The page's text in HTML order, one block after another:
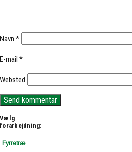
Navn *
E-mail *
Websted
Vælg
forarbejdning:
Fyrretræ